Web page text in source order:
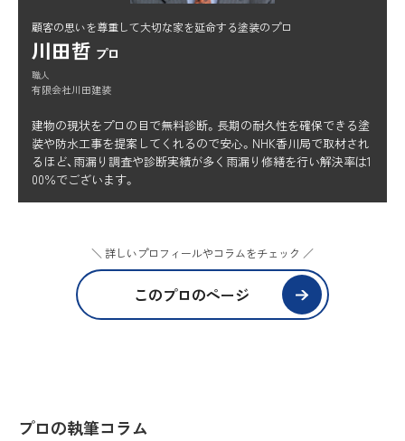
顧客の思いを尊重して大切な家を延命する塗装のプロ
川田哲 プロ
職人
有限会社川田建装
建物の現状をプロの目で無料診断。長期の耐久性を確保できる塗
装や防水工事を提案してくれるので安心。NHK香川局で取材され
るほど、雨漏り調査や診断実績が多く雨漏り修繕を行い解決率は1
00％でございます。
＼ 詳しいプロフィールやコラムをチェック ／
このプロのページ
プロの執筆コラム